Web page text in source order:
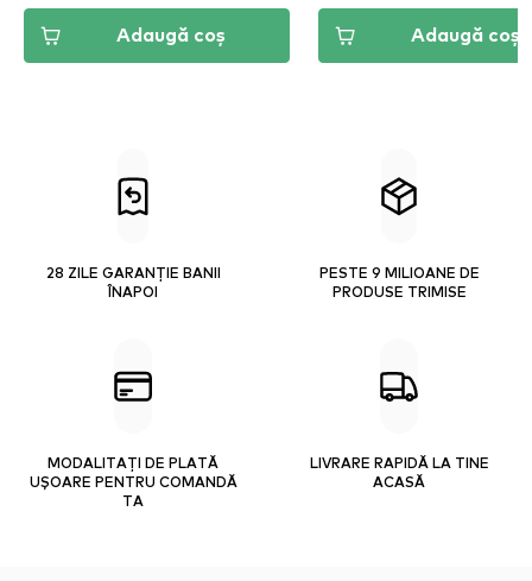
Adaugă coș Adaugă coș
28 ZILE GARANȚIE BANII
ÎNAPOI
PESTE 9 MILIOANE DE
PRODUSE TRIMISE
MODALITAȚI DE PLATĂ
UȘOARE PENTRU COMANDĂ
TA
LIVRARE RAPIDĂ LA TINE
ACASĂ